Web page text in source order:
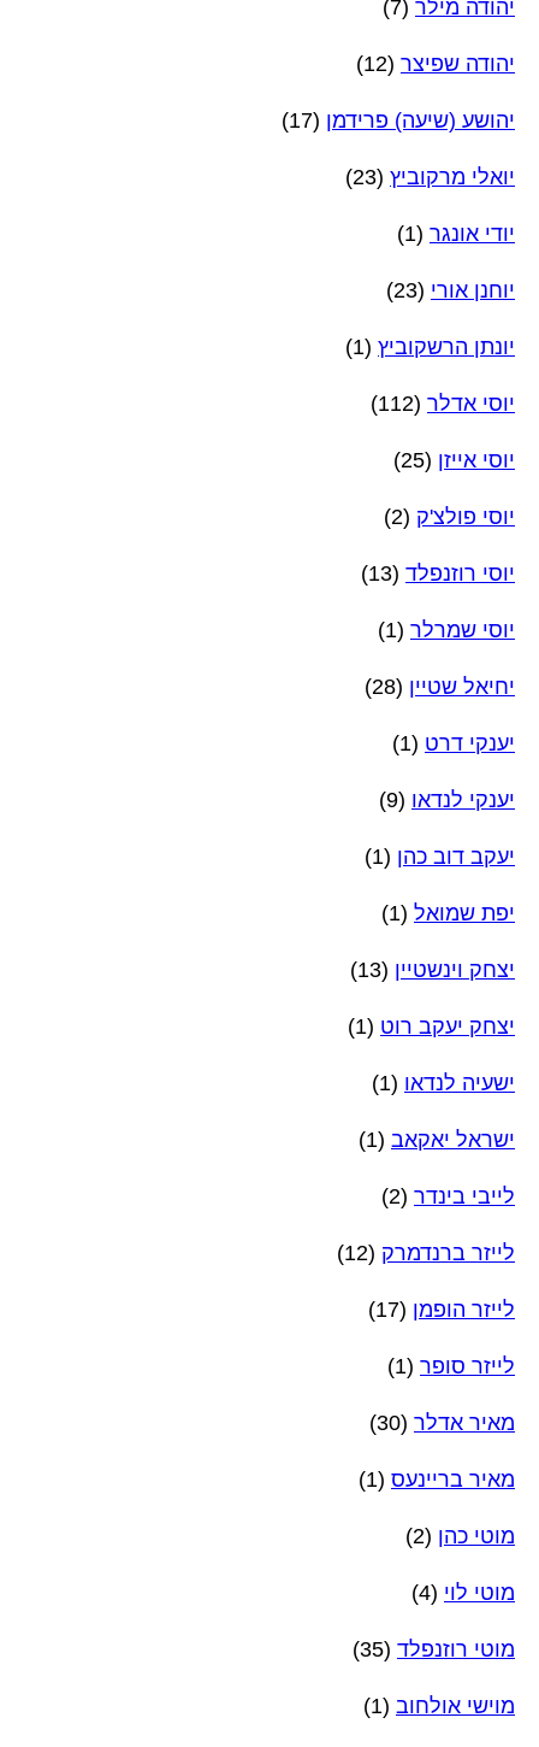
יהודה מילר (7)
יהודה שפיצר (12)
יהושע (שיעה) פרידמן (17)
יואלי מרקוביץ (23)
יודי אונגר (1)
יוחנן אורי (23)
יונתן הרשקוביץ (1)
יוסי אדלר (112)
יוסי אייזן (25)
יוסי פולצ'ק (2)
יוסי רוזנפלד (13)
יוסי שמרלר (1)
יחיאל שטיין (28)
יענקי דרט (1)
יענקי לנדאו (9)
יעקב דוב כהן (1)
יפת שמואל (1)
יצחק וינשטיין (13)
יצחק יעקב רוט (1)
ישעיה לנדאו (1)
ישראל יאקאב (1)
לייבי בינדר (2)
לייזר ברנדמרק (12)
לייזר הופמן (17)
לייזר סופר (1)
מאיר אדלר (30)
מאיר בריינעס (1)
מוטי כהן (2)
מוטי לוי (4)
מוטי רוזנפלד (35)
מוישי אולחוב (1)